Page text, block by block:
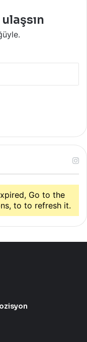
Go to the
to to refresh it.